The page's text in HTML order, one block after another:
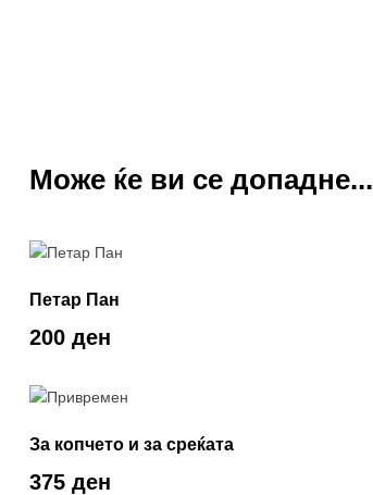
Може ќе ви се допадне...
Петар Пан
200 ден
За копчето и за среќата
375 ден